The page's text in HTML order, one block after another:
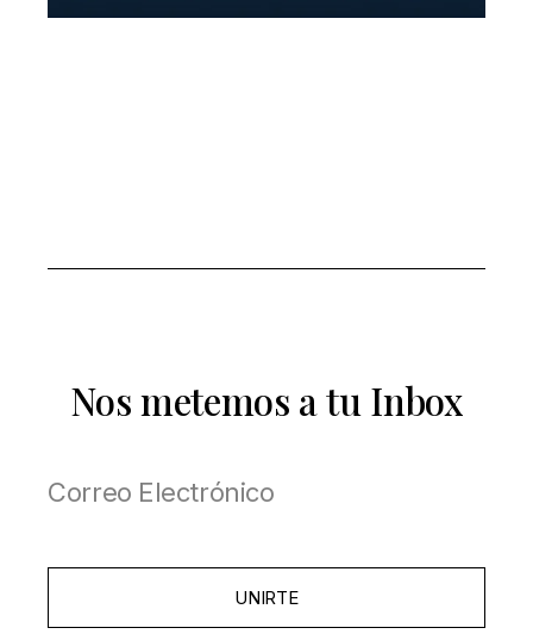
Nos metemos a tu Inbox
UNIRTE